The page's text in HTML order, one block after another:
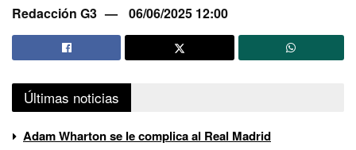
Redacción G3 06/06/2025 12:00
Últimas noticias
Adam Wharton se le complica al Real Madrid